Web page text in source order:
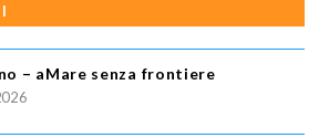
– aMare senza frontiere